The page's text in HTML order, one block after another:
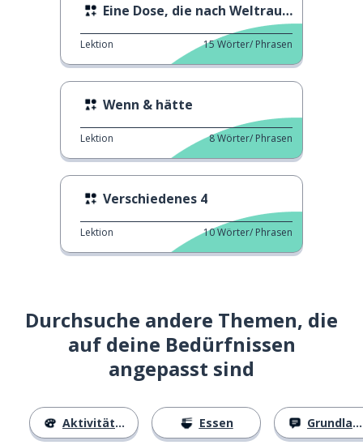
Eine Dose, die nach Weltraum riecht
Lektion 15Wörter/ Phrasen
Wenn & hätte
Lektion 8Wörter/ Phrasen
Verschiedenes 4
Lektion 10Wörter/ Phrasen
Durchsuche andere Themen, die
auf deine Bedürfnissen
angepasst sind
Aktivitäten Essen Grundlagen